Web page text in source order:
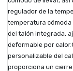
regulador de la
temperatura
del talón integrada,
deformable por
personalizable del
proporciona un